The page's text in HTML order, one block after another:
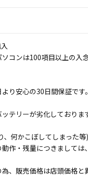
コンは100項目以上の入
り安心の30日間保証です。
テリーが劣化しておりま
何かこぼしてしまった
作・残量につきまして
、販売価格は店頭価格と